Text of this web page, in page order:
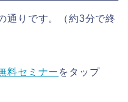
通りです。（約3分で終
料セミナー をタップ